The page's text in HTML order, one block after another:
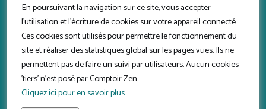
En poursuivant la navigation sur ce site, vous accepter
l'utilisation et l'écriture de cookies sur votre appareil connecté.
Ces cookies sont utilisés pour permettre le fonctionnement du
site et réaliser des statistiques global sur les pages vues. Ils ne
permettent pas de faire un suivi par utilisateurs. Aucun cookies
'tiers' n'est posé par Comptoir Zen.
Cliquez ici pour en savoir plus...
Politique de retour
Conditions d'utilisation vendeur
Suivez-nous